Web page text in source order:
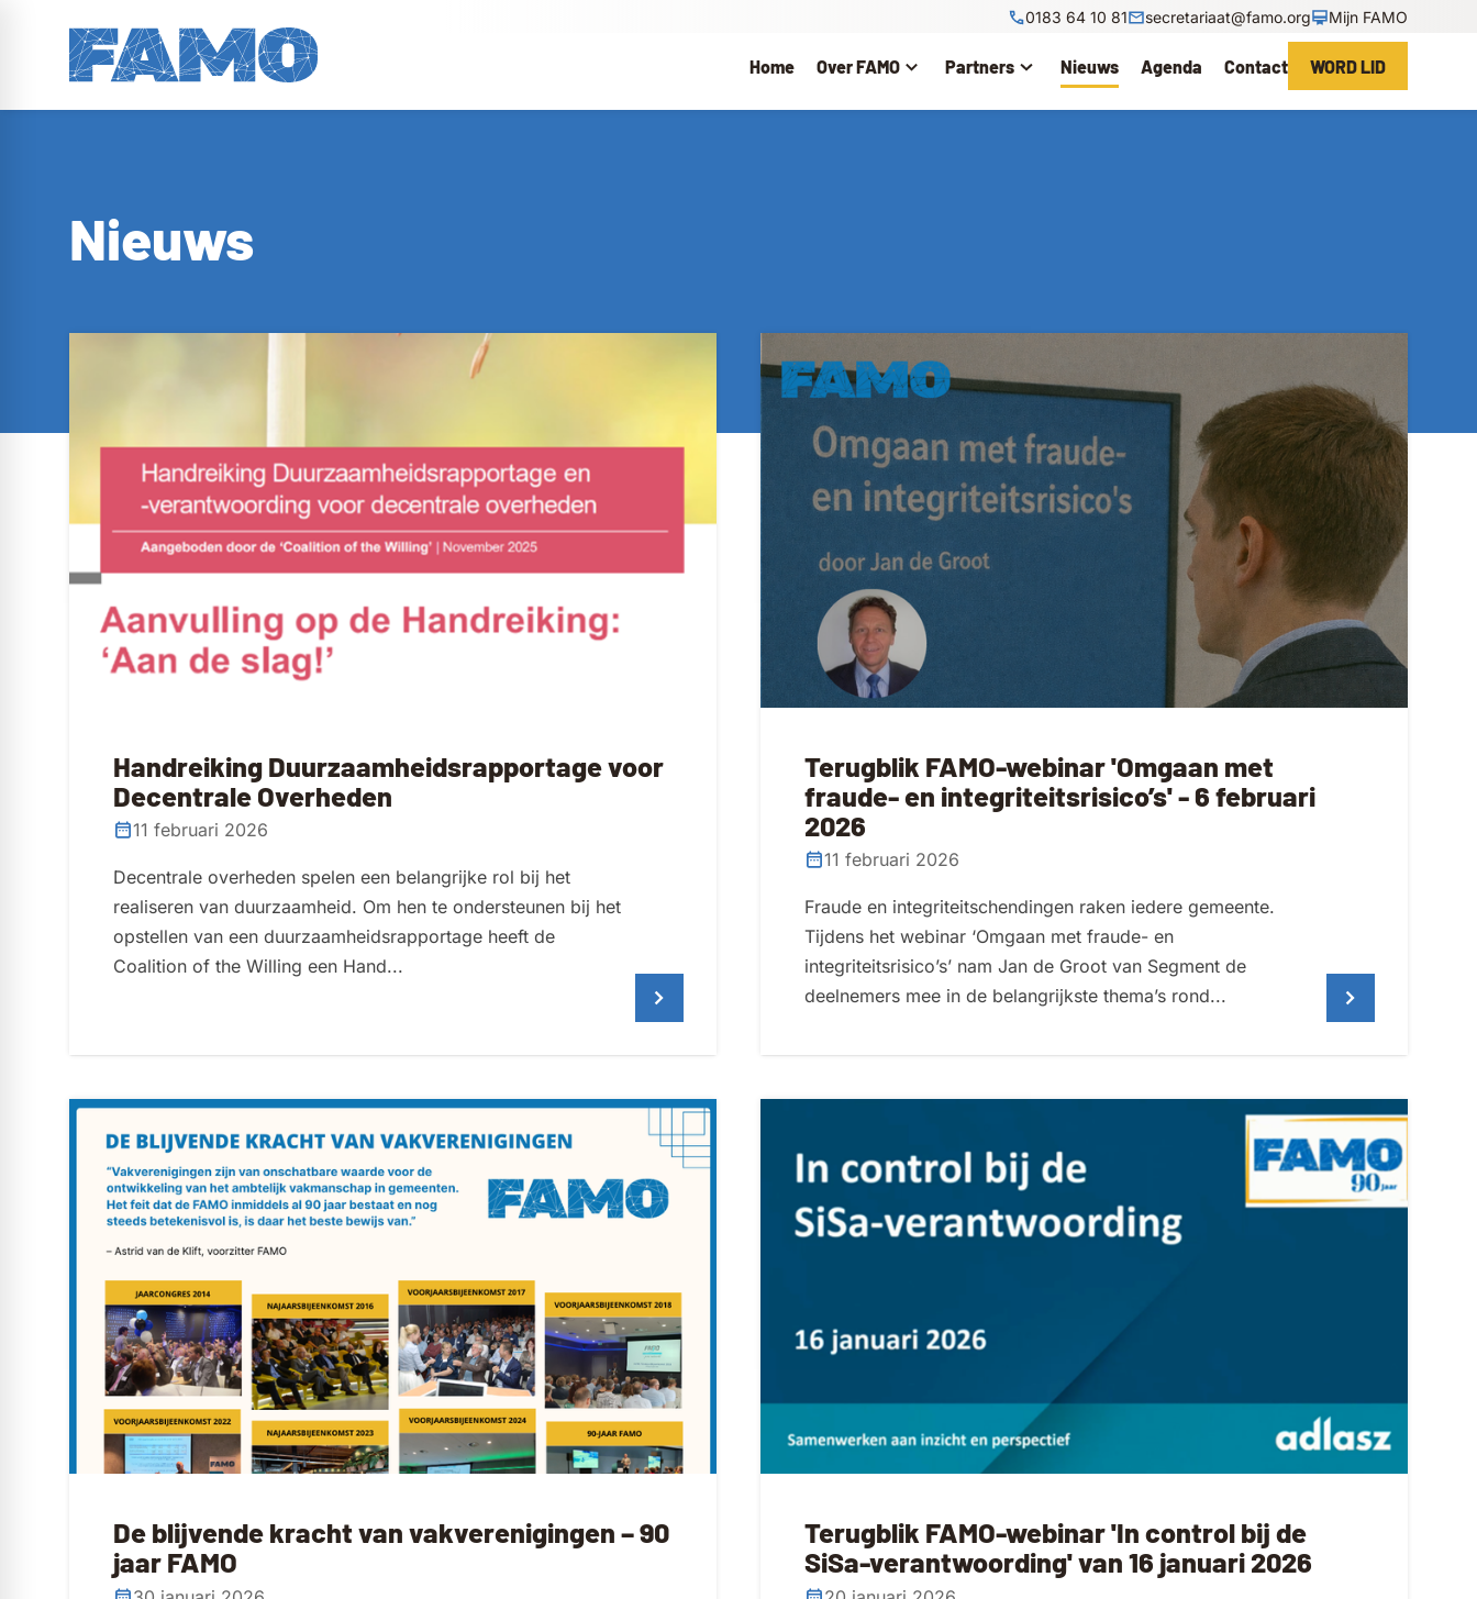
Home Over FAMO Partners Nieuws Agenda Contact WORD LID
0183 64 10 81 secretariaat@famo.org Mijn FAMO
Nieuws
Handreiking Duurzaamheidsrapportage voor
Decentrale Overheden
11 februari 2026
Decentrale overheden spelen een belangrijke rol bij het
realiseren van duurzaamheid. Om hen te ondersteunen bij het
opstellen van een duurzaamheidsrapportage heeft de
Coalition of the Willing een Hand...
Terugblik FAMO-webinar 'Omgaan met
fraude- en integriteitsrisico’s' - 6 februari
2026
11 februari 2026
Fraude en integriteitschendingen raken iedere gemeente.
Tijdens het webinar ‘Omgaan met fraude- en
integriteitsrisico’s’ nam Jan de Groot van Segment de
deelnemers mee in de belangrijkste thema’s rond...
De blijvende kracht van vakverenigingen – 90
jaar FAMO
Terugblik FAMO-webinar 'In control bij de
SiSa-verantwoording' van 16 januari 2026